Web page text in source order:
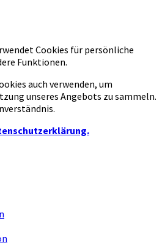
Cookies für persönliche
Funktionen.
auch verwenden, um
unseres Angebots zu sammeln.